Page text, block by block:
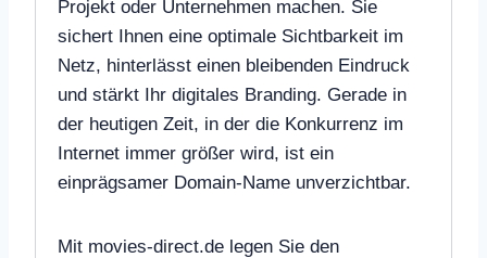
Projekt oder Unternehmen machen. Sie
sichert Ihnen eine optimale Sichtbarkeit im
Netz, hinterlässt einen bleibenden Eindruck
und stärkt Ihr digitales Branding. Gerade in
der heutigen Zeit, in der die Konkurrenz im
Internet immer größer wird, ist ein
einprägsamer Domain-Name unverzichtbar.
Mit movies-direct.de legen Sie den